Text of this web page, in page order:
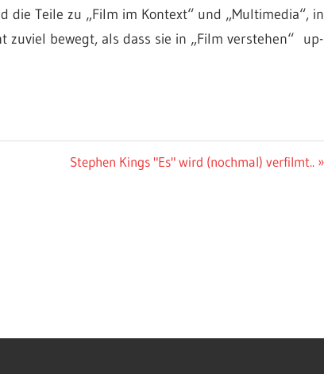
Teile zu „Film im Kontext“ und „Multimedia“, in
zuviel bewegt, als dass sie in „Film verstehen“ up-
Nächster
Stephen Kings "Es" wird (nochmal) verfilmt..